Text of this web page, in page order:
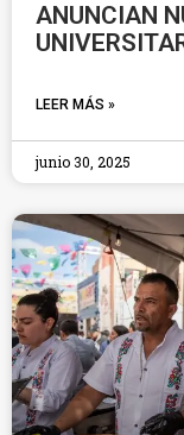
ANUNCIAN
LEER MÁS »
junio 30, 2025